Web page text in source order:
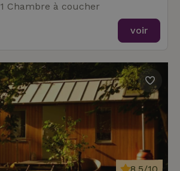
1 Chambre à coucher
voir